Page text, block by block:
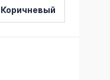
Коричневый